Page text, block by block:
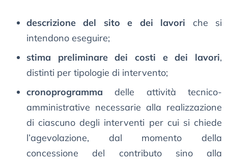
descrizione del sito e dei lavori che si
intendono eseguire;
stima preliminare dei costi e dei lavori,
distinti per tipologie di intervento;
cronoprogramma delle attività tecnico-
amministrative necessarie alla realizzazione
di ciascuno degli interventi per cui si chiede
l’agevolazione, dal momento della
concessione del contributo sino alla